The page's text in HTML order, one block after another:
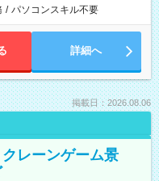
/ パソコンスキル不要
詳細へ
掲載日：2026.08.06
レーンゲーム景